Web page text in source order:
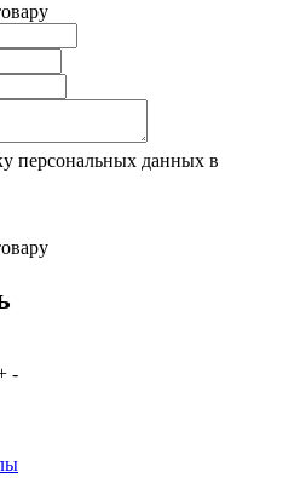
персональных данных в
-